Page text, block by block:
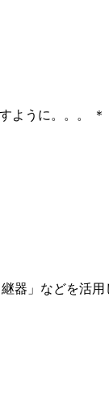
ように。。。
器」などを活用